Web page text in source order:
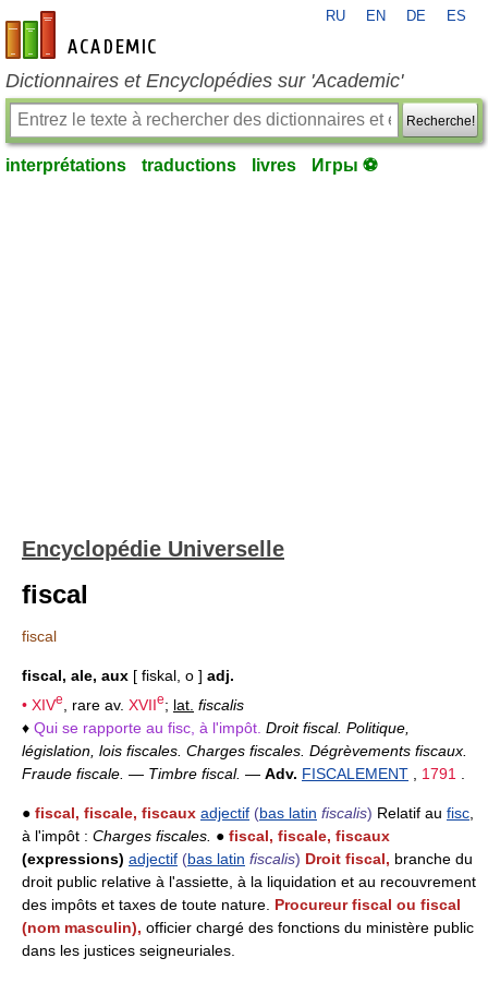
fr-academic.com
RU EN DE ES
Dictionnaires et Encyclopédies sur 'Academic'
Recherche!
interprétations traductions livres Игры ⚽
Encyclopédie Universelle
fiscal
fiscal
fiscal, ale, aux [ fiskal, o ] adj.
• XIVe , rare av. XVIIe; lat. fiscalis
♦ Qui se rapporte au fisc, à l'impôt. Droit fiscal. Politique,
législation, lois fiscales. Charges fiscales. Dégrèvements fiscaux.
Fraude fiscale. — Timbre fiscal. — Adv. FISCALEMENT 1791
● fiscal, fiscale, fiscaux adjectif (bas latin fiscalis) Relatif au fisc
à l'impôt : Charges fiscales. ● fiscal, fiscale, fiscaux
(expressions) adjectif (bas latin fiscalis) Droit fiscal, branche du
droit public relative à l'assiette, à la liquidation et au recouvrement
des impôts et taxes de toute nature. Procureur fiscal ou fiscal
(nom masculin), officier chargé des fonctions du ministère public
dans les justices seigneuriales.